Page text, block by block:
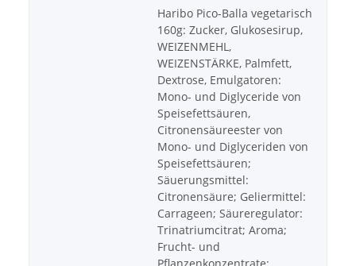
Haribo Pico-Balla vegetarisch
160g: Zucker, Glukosesirup,
WEIZENMEHL,
WEIZENSTÄRKE, Palmfett,
Dextrose, Emulgatoren:
Mono- und Diglyceride von
Speisefettsäuren,
Citronensäureester von
Mono- und Diglyceriden von
Speisefettsäuren;
Säuerungsmittel:
Citronensäure; Geliermittel:
Carrageen; Säureregulator:
Trinatriumcitrat; Aroma;
Frucht- und